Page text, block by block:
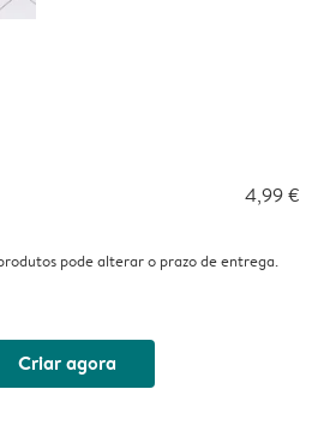
4,99 €
pode alterar o prazo de entrega.
Criar agora